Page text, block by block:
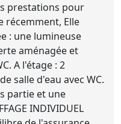
prestations pour
récemment, Elle
: une lumineuse
aménagée et
A l'étage : 2
salle d'eau avec WC.
partie et une
INDIVIDUEL